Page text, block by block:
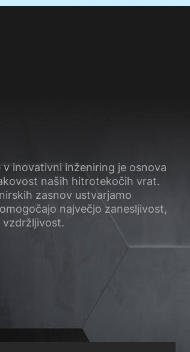
v inovativni inženiring je osnova
naših hitrotekočih vrat.
zasnov ustvarjamo
največjo zanesljivost,